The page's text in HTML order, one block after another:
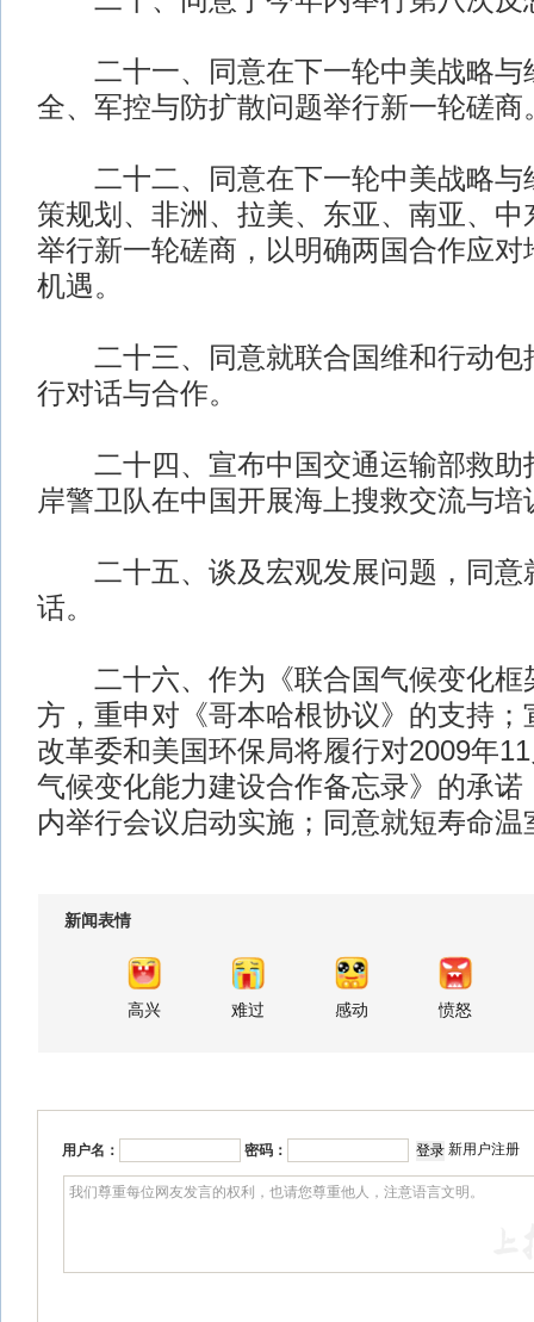
二十一、同意在下一轮中美战略与
全、军控与防扩散问题举行新一轮磋商
二十二、同意在下一轮中美战略与
策规划、非洲、拉美、东亚、南亚、中
举行新一轮磋商，以明确两国合作应对
机遇。
二十三、同意就联合国维和行动包
行对话与合作。
二十四、宣布中国交通运输部救助
岸警卫队在中国开展海上搜救交流与培
二十五、谈及宏观发展问题，同意
话。
二十六、作为《联合国气候变化框
方，重申对《哥本哈根协议》的支持；
改革委和美国环保局将履行对2009年
气候变化能力建设合作备忘录》的承诺
内举行会议启动实施；同意就短寿命
新闻表情
高兴 难过 感动 愤怒
用户名： 密码： 新用户注册